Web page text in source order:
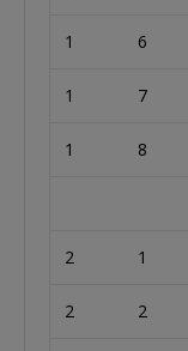
1 6
1 7
1 8
2 1
2 2